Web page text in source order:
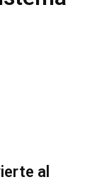
al